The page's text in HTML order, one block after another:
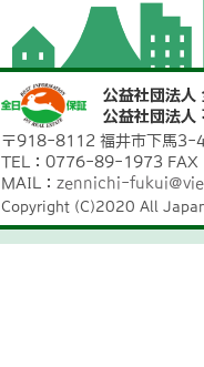
〒918-8112 福井市下馬3-
TEL：0776-89-1973
MAIL： zennichi-
Copyright (C)2020 All